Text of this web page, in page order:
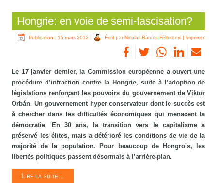
Hongrie: en voie de semi-fascisation?
Publication : 15 mars 2012 | Écrit par Nicolas Bárdos-Féltoronyi | Imprimer
Le 17 janvier dernier, la Commission européenne a ouvert une
procédure d’infraction contre la Hongrie, suite à l’adoption de
législations renforçant les pouvoirs du gouvernement de Viktor
Orbán. Un gouvernement hyper conservateur dont le succès est
à chercher dans les difficultés économiques qui menacent la
démocratie. En 30 ans, la transition vers le capitalisme a
préservé les élites, mais a détérioré les conditions de vie de la
majorité de la population. Pour beaucoup de Hongrois, les
libertés politiques passent désormais à l’arrière-plan.
Lire la suite...